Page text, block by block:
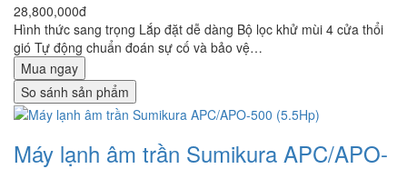
28,800,000đ
Hình thức sang trọng Lắp đặt dễ dàng Bộ lọc khử mùi 4 cửa thổi
gió Tự động chuẩn đoán sự cố và bảo vệ…
Mua ngay
So sánh sản phẩm
Máy lạnh âm trần Sumikura APC/APO-